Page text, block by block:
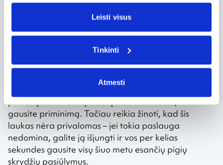
Leisti visus
Tinkinti
Atmesti
keliauti ir kokia galutinė kelionės kryptis. Toje
pačioje eilutėje nurodykite išvykimo ir grįžimo datas.
Tuomet belieka pasirinkti reikiamą lėktuvo bilietų
Paieškos sistema automatiškai pasiūlys įvesti
gausite priminimą. Tačiau reikia žinoti, kad šis
laukas nėra privalomas – jei tokia paslauga
nedomina, galite ją išjungti ir vos per kelias
sekundes gausite visų šiuo metu esančių pigių
skrydžių pasiūlymus.